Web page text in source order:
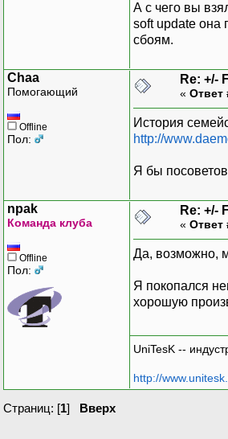
А с чего вы
soft update она
сбоям.
Chaa
Помогающий
Offline
Пол:
Re: +/-
« Ответ
История
http://
Я бы
npak
Команда клуба
Offline
Пол:
Re: +/-
« Ответ
Да, возможно,
Я покопался
хорошую
UniTesK --
http://
Страниц: [1] Вверх